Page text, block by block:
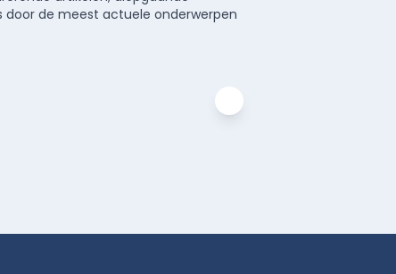
door de meest actuele onderwerpen